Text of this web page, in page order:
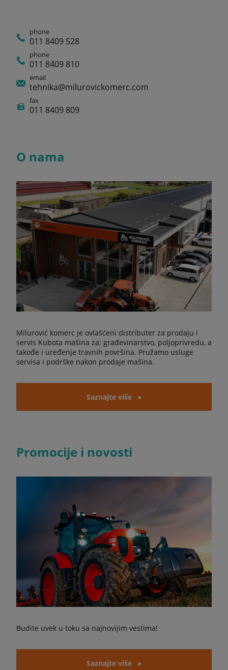
phone
011 8409 528
phone
011 8409 810
email
tehnika@milurovickomerc.com
fax
011 8409 809
O nama
Milurović komerc je ovlašćeni distributer za prodaju i
servis Kubota mašina za: građevinarstvo, poljoprivredu, a
takođe i uređenje travnih površina. Pružamo usluge
servisa i podrške nakon prodaje mašina.
Saznajte više
Promocije i novosti
Budite uvek u toku sa najnovijim vestima!
Saznajte više